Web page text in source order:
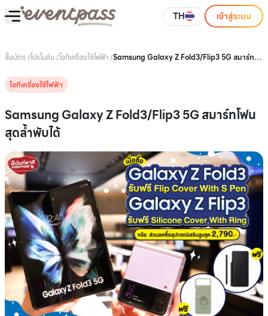
TH เข้าสู่ระบบ
ซื้อบัตร /โปรโมชัน/ไอทีเครื่องใช้ไฟฟ้า/Samsung Galaxy Z Fold3/Flip3 5G สมาร์ท
ไอทีเครื่องใช้ไฟฟ้า
Samsung Galaxy Z Fold3/Flip3 5G สมาร์ทโฟน
สุดล้ำพับได้